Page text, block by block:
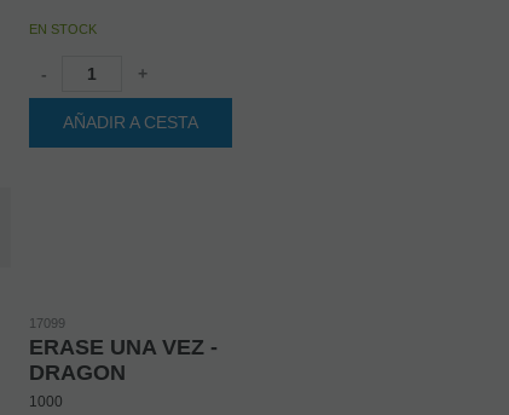
EN STOCK
- +
AÑADIR A CESTA
17099
ERASE UNA VEZ -
DRAGON
1000